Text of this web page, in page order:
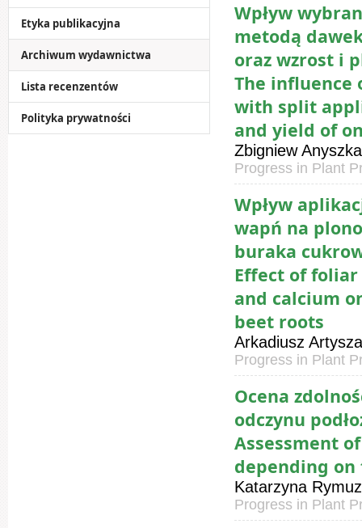
Etyka publikacyjna
Archiwum wydawnictwa
Lista recenzentów
Polityka prywatności
Wpływ
metodą
oraz wzrost i
The influence
with split
and yield of
Zbigniew
Progress in Plant
Wpływ
wapń na
buraka
Effect of
and calcium
beet roots
Arkadiusz
Progress in Plant
Ocena
odczynu
Assessment
depending
Katarzyna
Progress in Plant